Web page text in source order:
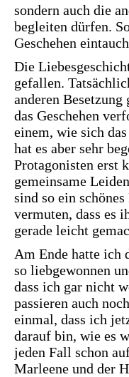
sondern auch die
begleiten dürfen.
Geschehen
Die
gefallen.
anderen
das Geschehen
einem, wie sich
hat es aber sehr
Protagonisten erst
gemeinsame
sind so ein
vermuten, dass es
gerade leicht
Am Ende hatte ich
so liebgewonnen
dass ich gar nicht
passieren auch
einmal, dass ich
darauf bin, wie es
jeden Fall schon
Marleene und der